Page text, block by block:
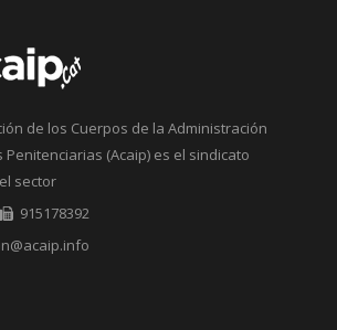
de los Cuerpos de la Administración
Penitenciarias (Acaip) es el sindicato
sector
915178392